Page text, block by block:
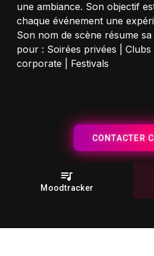
une ambiance. Son objectif
chaque événement une
Son nom de scène résume
pour : Soirées privées |
corporate | Festivals
CONTACTER
Moodtracker